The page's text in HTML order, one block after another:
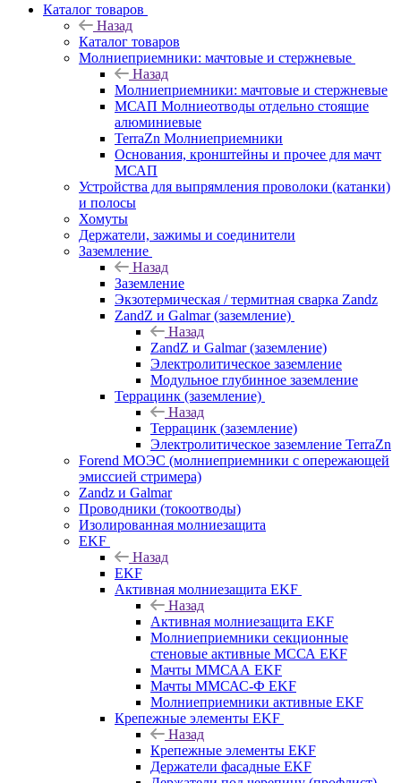
Каталог товаров
Назад
Каталог товаров
Молниеприемники: мачтовые и стержневые
Назад
Молниеприемники: мачтовые и стержневые
МСАП Молниеотводы отдельно стоящие
алюминиевые
TerraZn Молниеприемники
Основания, кронштейны и прочее для мачт
МСАП
Устройства для выпрямления проволоки (катанки)
и полосы
Хомуты
Держатели, зажимы и соединители
Заземление
Назад
Заземление
Экзотермическая / термитная сварка Zandz
ZandZ и Galmar (заземление)
Назад
ZandZ и Galmar (заземление)
Электролитическое заземление
Модульное глубинное заземление
Террацинк (заземление)
Назад
Террацинк (заземление)
Электролитическое заземление TerraZn
Forend МОЭС (молниеприемники с опережающей
эмиссией стримера)
Zandz и Galmar
Проводники (токоотводы)
Изолированная молниезащита
EKF
Назад
EKF
Активная молниезащита EKF
Назад
Активная молниезащита EKF
Молниеприемники секционные
стеновые активные МССА EKF
Мачты ММСАА EKF
Мачты ММСАС-Ф EKF
Молниеприемники активные EKF
Крепежные элементы EKF
Назад
Крепежные элементы EKF
Держатели фасадные EKF